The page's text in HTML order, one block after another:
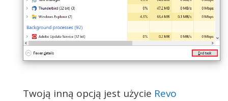
Twoją inną opcją jest użycie Revo